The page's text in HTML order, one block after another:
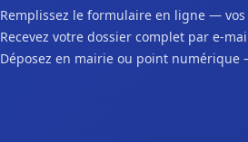
Remplissez le formulaire en ligne —
Recevez votre dossier complet par e-
Déposez en mairie ou point